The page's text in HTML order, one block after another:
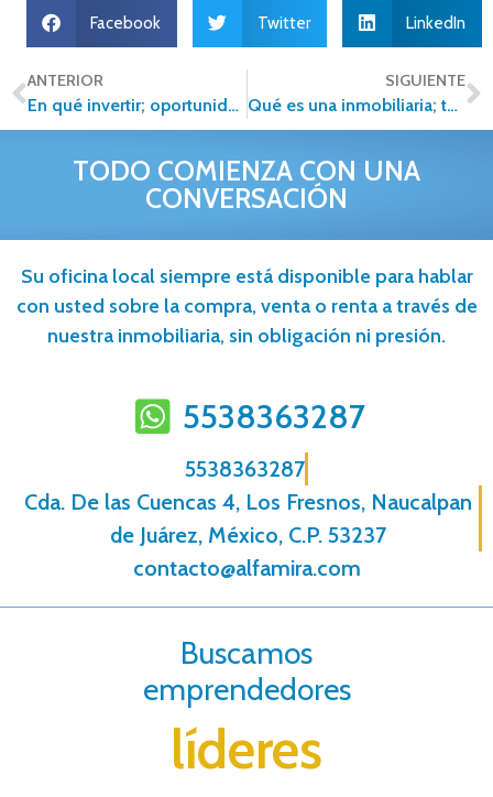
Facebook Twitter LinkedIn
ANTERIOR
En qué invertir; oportunidades ecológicas y sustentables
SIGUIENTE
Qué es una inmobiliaria; tendencias actuales en este sector
TODO COMIENZA CON UNA
CONVERSACIÓN
Su oficina local siempre está disponible para hablar
con usted sobre la compra, venta o renta a través de
nuestra inmobiliaria, sin obligación ni presión.
5538363287
5538363287
Cda. De las Cuencas 4, Los Fresnos, Naucalpan
de Juárez, México, C.P. 53237
contacto@alfamira.com
Buscamos
emprendedores
líderes